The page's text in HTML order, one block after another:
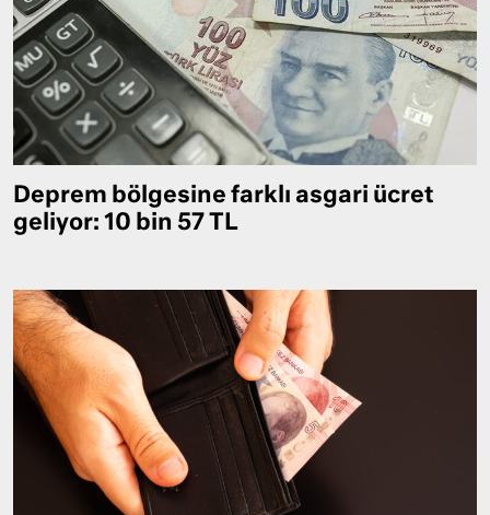
Deprem bölgesine farklı asgari ücret
geliyor: 10 bin 57 TL